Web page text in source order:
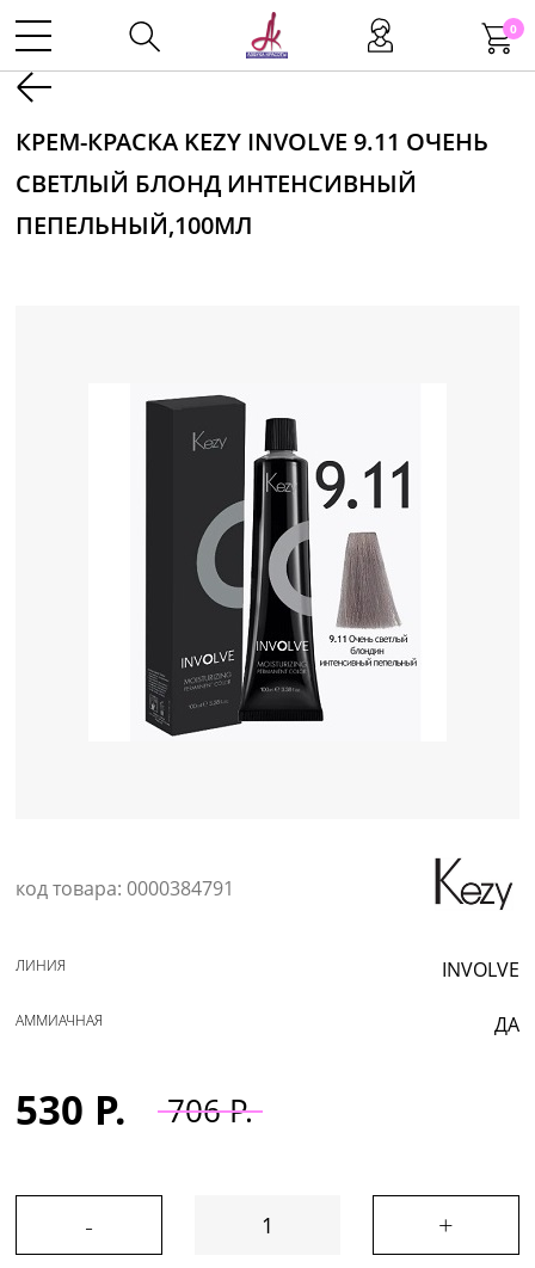
0
Инструменты
Одноразовая продукция
Уход за кожей
КРЕМ-КРАСКА KEZY INVOLVE 9.11 ОЧЕНЬ
СВЕТЛЫЙ БЛОНД ИНТЕНСИВНЫЙ
ПЕПЕЛЬНЫЙ,100МЛ
код товара: 0000384791
INVOLVE
ЛИНИЯ
ДА
АММИАЧНАЯ
530 Р. 706 Р.
- +